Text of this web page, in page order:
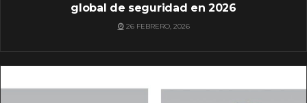
global de seguridad en 2026
26 FEBRERO, 2026